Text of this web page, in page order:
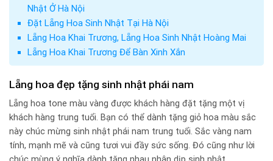
Nhật Ở Hà Nội
Đặt Lẵng Hoa Sinh Nhật Tại Hà Nội
Lẵng Hoa Khai Trương, Lẵng Hoa Sinh Nhật Hoàng Mai
Lẵng Hoa Khai Trương Để Bàn Xinh Xắn
Lẵng hoa đẹp tặng sinh nhật phái nam
Lẵng hoa tone màu vàng được khách hàng đặt tặng một vị
khách hàng trung tuổi. Bạn có thể dành tặng giỏ hoa màu sắc
này chúc mừng sinh nhật phái nam trung tuổi. Sắc vàng nam
tính, mạnh mẽ và cũng tươi vui đầy sức sống. Đó cũng như lời